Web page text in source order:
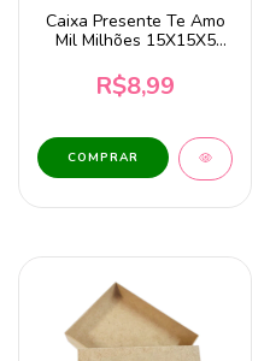
Caixa Presente Te Amo
Mil Milhões 15X15X5
R$8,99